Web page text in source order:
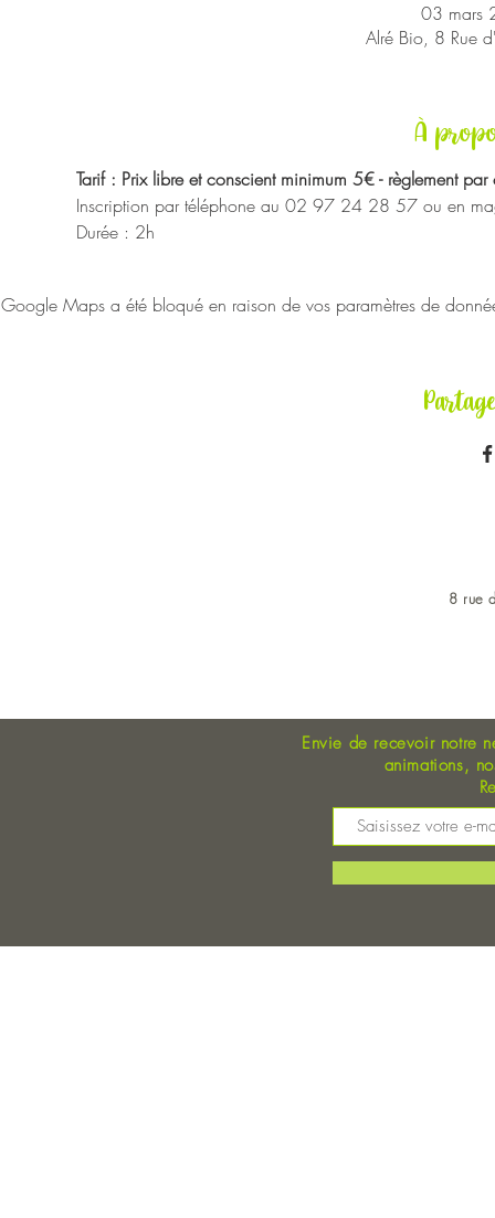
03 mars
Alré Bio, 8 Rue
À
Tarif : Prix libre et conscient minimum 5€ - règlement
Inscription par téléphone au 02 97 24 28 57 ou en
Durée : 2h
Google Maps a été bloqué en raison de vos paramètres de
8 rue
Envie de recevoir notre
animations,